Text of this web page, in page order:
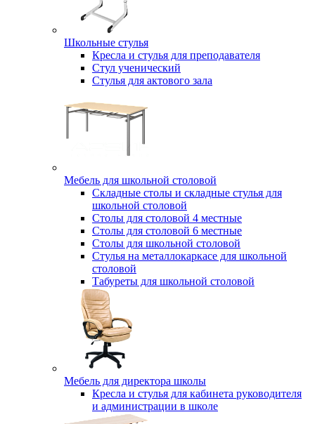
Школьные стулья
Кресла и стулья для преподавателя
Стул ученический
Стулья для актового зала
Мебель для школьной столовой
Складные столы и складные стулья для
школьной столовой
Столы для столовой 4 местные
Столы для столовой 6 местные
Столы для школьной столовой
Стулья на металлокаркасе для школьной
столовой
Табуреты для школьной столовой
Мебель для директора школы
Кресла и стулья для кабинета руководителя
и администрации в школе